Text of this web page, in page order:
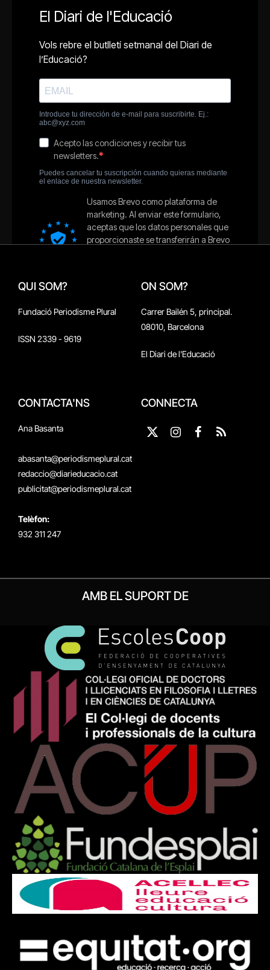
QUI SOM?
Fundació Periodisme Plural
ISSN 2339 - 9619
ON SOM?
Carrer Bailén 5, principal.
08010, Barcelona
El Diari de l'Educació
CONTACTA'NS
Ana Basanta
abasanta@periodismeplural.cat
redaccio@diarieducacio.cat
publicitat@periodismeplural.cat
Telèfon:
932 311 247
CONNECTA
X
Instagram
Facebook
RSS
AMB EL SUPORT DE